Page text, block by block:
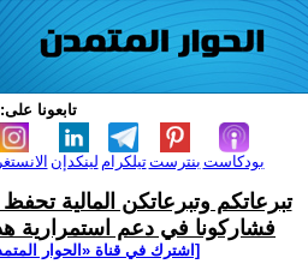
تابعونا على:
لينكدإن تيلكرامبنترست بودكاست
تبرعاتكم وتبرعاتكن المالية
فشاركونا في دعم استمرارية
[اشترك في قناة ‫«الحوار